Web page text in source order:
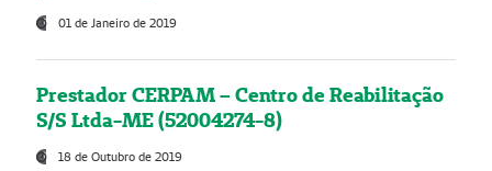
01 de Janeiro de 2019
Prestador CERPAM – Centro de Reabilitação
S/S Ltda-ME (52004274-8)
18 de Outubro de 2019